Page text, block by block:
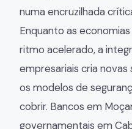
numa encruzilhada
Enquanto as
ritmo acelerado, a
empresariais cria
os modelos de
cobrir. Bancos em
governamentais em